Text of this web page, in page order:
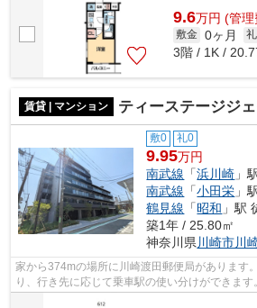
9.6万円 (管理
敷金 0ヶ月
3階 / 1K /
賃貸 | マンション ティーステージジェ
敷0 礼0
9.95万円
南武線 「浜川崎 」
南武線 「小田栄 」
鶴見線 「昭和 」駅
築1年 / 25.80㎡
神奈川県 川崎市川
家から374mの場所に川崎渡田郵便局があります
り、行き先に応じて乗車駅の使い分けができま